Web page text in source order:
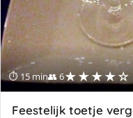
⏱ 15 min👥 6★★★★☆
Feestelijk toetje